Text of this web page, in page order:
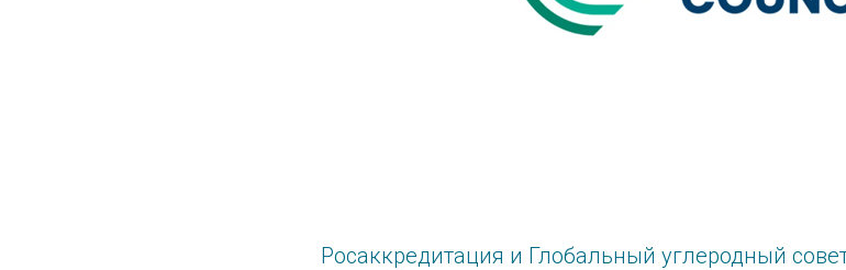
Росаккредитация и Глобальный углеродный